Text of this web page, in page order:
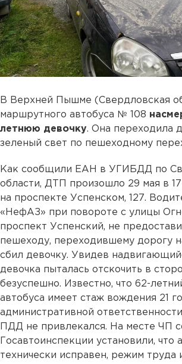
В Верхней Пышме (Свердловская
маршрутного автобуса № 108
летнюю девочку. Она переходила
зеленый свет по пешеходному
Как сообщили ЕАН в УГИБДД по
области, ДТП произошло 29 мая в
на проспекте Успенском, 127.
«НефАЗ» при повороте с улицы
проспект Успенский, не
пешеходу, переходившему дорогу
сбил девочку. Увидев
девочка пыталась отскочить в
безуспешно. Известно, что 62-
автобуса имеет стаж вождения 21
административной
ПДД не привлекался. На месте ЧП
Госавтоинспекции установили, что
технически исправен, режим труда